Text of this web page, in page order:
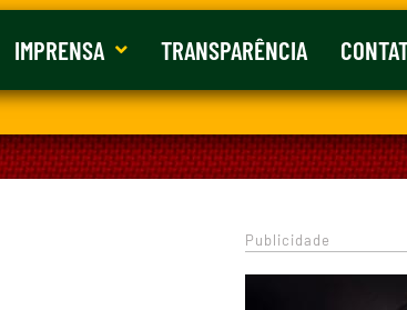
IMPRENSA TRANSPARÊNCIA
Publicidade